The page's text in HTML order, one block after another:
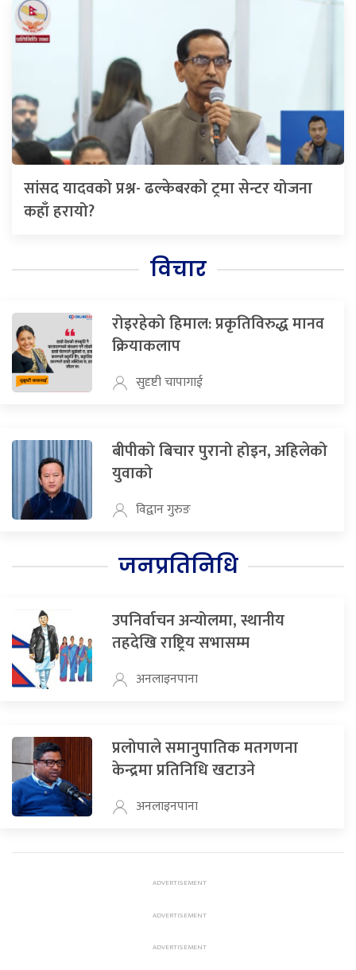
सांसद यादवको प्रश्न- ढल्केबरको ट्रमा सेन्टर योजना
कहाँ हरायो?
विचार
रोइरहेको हिमाल: प्रकृतिविरुद्ध मानव
क्रियाकलाप
सुदृष्टी चापागाई
बीपीको बिचार पुरानो होइन, अहिलेको
युवाको
विद्वान गुरुङ
जनप्रतिनिधि
उपनिर्वाचन अन्योलमा, स्थानीय
तहदेखि राष्ट्रिय सभासम्म
अनलाइनपाना
प्रलोपाले समानुपातिक मतगणना
केन्द्रमा प्रतिनिधि खटाउने
अनलाइनपाना